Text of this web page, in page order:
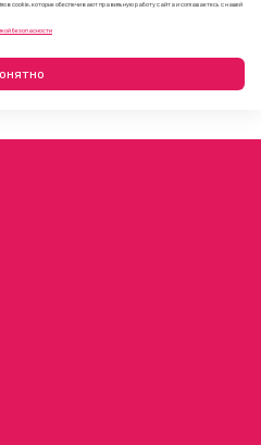
cookie, которые обеспечивают правильную работу сайта и соглашаетесь с нашей
безопасности